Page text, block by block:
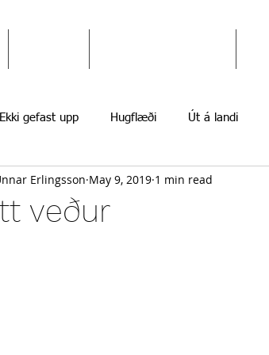
Ekki gefast upp Hugflæði Út á landi
veður
Erlingsson May 9, 2019 1 min read